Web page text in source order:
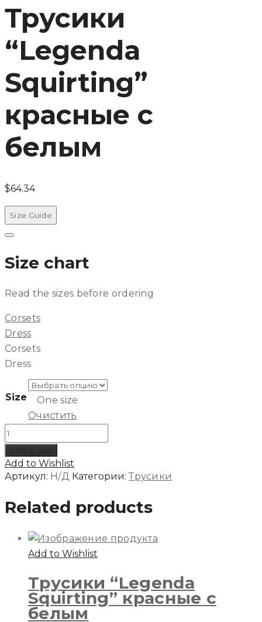
Трусики
“Legenda
Squirting”
красные с
белым
$64.34
Size Guide
Size chart
Read the sizes before ordering
Corsets
Dress
Corsets
Dress
Size
One size
Очистить
Количество
Трусики
“Legenda
Squirting”
с
Add to Wishlist
Артикул: Н/Д Категории:Трусики
Related products
Add to Wishlist
Трусики “Legenda
Squirting” красные с
белым